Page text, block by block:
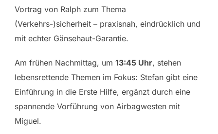
Vortrag von Ralph zum Thema
(Verkehrs-)sicherheit – praxisnah, eindrücklich und
mit echter Gänsehaut-Garantie.
Am frühen Nachmittag, um 13:45 Uhr, stehen
lebensrettende Themen im Fokus: Stefan gibt eine
Einführung in die Erste Hilfe, ergänzt durch eine
spannende Vorführung von Airbagwesten mit
Miguel.